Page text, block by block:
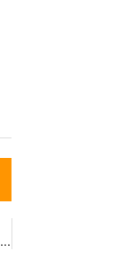
Boston, MA, United States